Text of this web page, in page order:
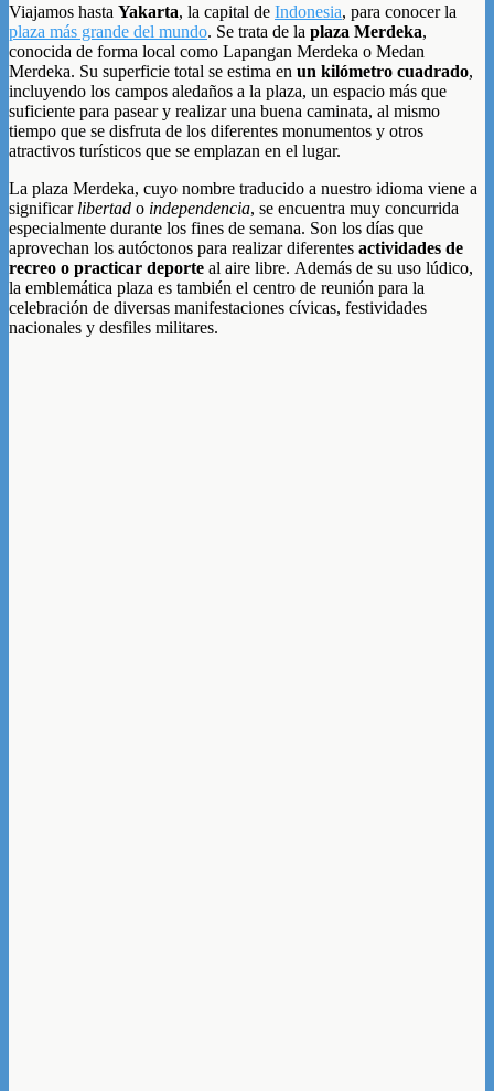
Viajamos hasta Yakarta, la capital de Indonesia, para conocer la
plaza más grande del mundo. Se trata de la plaza Merdeka,
conocida de forma local como Lapangan Merdeka o Medan
Merdeka. Su superficie total se estima en un kilómetro cuadrado,
incluyendo los campos aledaños a la plaza, un espacio más que
suficiente para pasear y realizar una buena caminata, al mismo
tiempo que se disfruta de los diferentes monumentos y otros
atractivos turísticos que se emplazan en el lugar.
La plaza Merdeka, cuyo nombre traducido a nuestro idioma viene a
significar libertad o independencia, se encuentra muy concurrida
especialmente durante los fines de semana. Son los días que
aprovechan los autóctonos para realizar diferentes actividades de
recreo o practicar deporte al aire libre. Además de su uso lúdico,
la emblemática plaza es también el centro de reunión para la
celebración de diversas manifestaciones cívicas, festividades
nacionales y desfiles militares.